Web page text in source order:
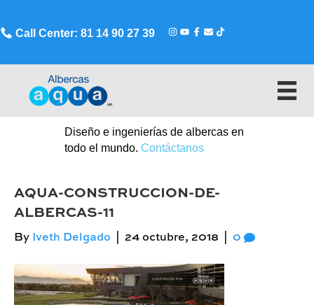
Call Center: 81 14 90 27 39
Diseño e ingenierías de albercas en
todo el mundo. Contáctanos
AQUA-CONSTRUCCION-DE-
ALBERCAS-11
By Iveth Delgado 24 octubre, 2018 0